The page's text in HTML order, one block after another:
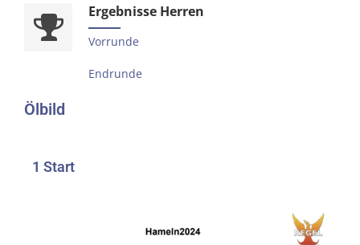
Ergebnisse Herren
Vorrunde
Endrunde
Ölbild
1 Start